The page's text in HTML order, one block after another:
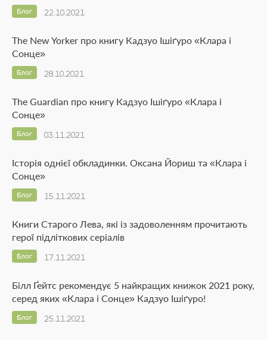
22.10.2021
Блог
The New Yorker про книгу Кадзуо Ішіґуро «Клара і
Сонце»
28.10.2021
Блог
The Guardian про книгу Кадзуо Ішіґуро «Клара і
Сонце»
03.11.2021
Блог
Історія однієї обкладинки. Оксана Йориш та «Клара і
Сонце»
15.11.2021
Блог
Книги Старого Лева, які із задоволенням прочитають
герої підліткових серіалів
17.11.2021
Блог
Білл Ґейтс рекомендує 5 найкращих книжок 2021 року,
серед яких «Клара і Сонце» Кадзуо Ішіґуро!
25.11.2021
Блог